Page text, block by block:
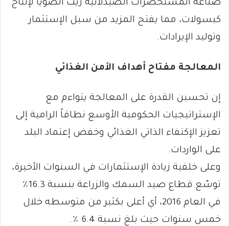
صناعة المستحضرات الصيدلانية زيت الصويا لإنتاج
كبسولات، مما يفتح المزيد من سبل الإستثمار
وتوليد الإيرادات.
المعالجة مفتاح أهداف الأمن الغذائي
إن تحسين القدرة على المعالجة يتواءم مع
الإستراتيجيات الحكومية الأوسع نطاقاً الرامية إلى
تعزيز الإكتفاء الذاتي الغذائي وخفض إعتماد البلد
على الواردات.
وعلى خلفية زيادة الإستثمارات في السنوات الأخيرة،
توسّع قطاع صيد السمك والزراعة بنسبة 16.3٪
في العام 2016، أي أعلى بكثير من متوسطه خلال
خمس سنوات حيث بلغ نسبة 6.4 ٪.